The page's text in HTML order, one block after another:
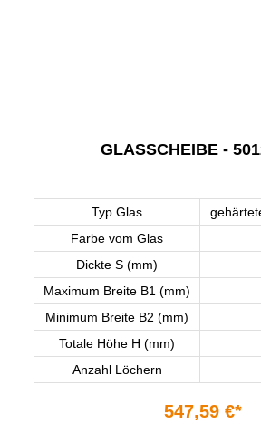
GLASSCHEIBE -
Typ Glas
Farbe vom Glas
Dickte S (mm)
Maximum Breite B1 (mm)
Minimum Breite B2 (mm)
Totale Höhe H (mm)
Anzahl Löchern
547,59 €*